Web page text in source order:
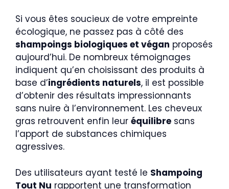
Si vous êtes soucieux de votre empreinte
écologique, ne passez pas à côté des
shampoings biologiques et végan proposés
aujourd’hui. De nombreux témoignages
indiquent qu’en choisissant des produits à
base d’ingrédients naturels, il est possible
d’obtenir des résultats impressionnants
sans nuire à l’environnement. Les cheveux
gras retrouvent enfin leur équilibre sans
l’apport de substances chimiques
agressives.
Des utilisateurs ayant testé le Shampoing
Tout Nu rapportent une transformation